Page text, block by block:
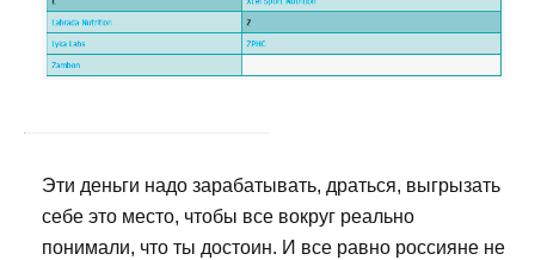
Эти деньги надо зарабатывать, драться, выгрызать
себе это место, чтобы все вокруг реально
понимали, что ты достоин. И все равно россияне не